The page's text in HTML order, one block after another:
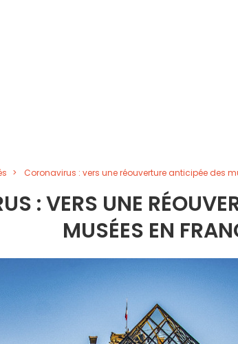
Coronavirus : vers une réouverture anticipée des
: VERS UNE
MUSÉES EN